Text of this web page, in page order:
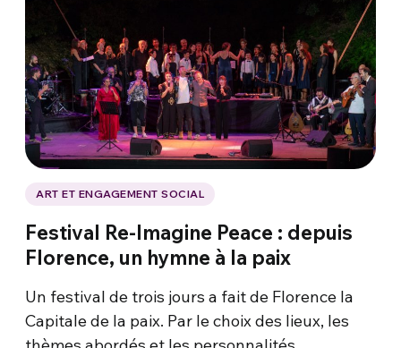
ART ET ENGAGEMENT SOCIAL
Festival Re-Imagine Peace : depuis
Florence, un hymne à la paix
Un festival de trois jours a fait de Florence la
Capitale de la paix. Par le choix des lieux, les